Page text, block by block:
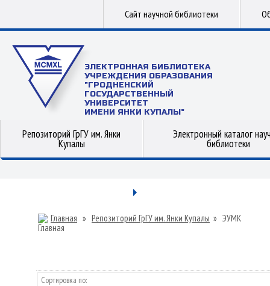
Сайт научной библиотеки
ЭЛЕКТРОННАЯ БИБЛИОТЕКА
УЧРЕЖДЕНИЯ ОБРАЗОВАНИЯ
"ГРОДНЕНСКИЙ
ГОСУДАРСТВЕННЫЙ
УНИВЕРСИТЕТ
ИМЕНИ ЯНКИ КУПАЛЫ"
Репозиторий ГрГУ им. Янки
Купалы
Электронный каталог
библиотеки
Главная » Репозиторий ГрГУ им. Янки Купалы » ЭУМК
Сортировка по: